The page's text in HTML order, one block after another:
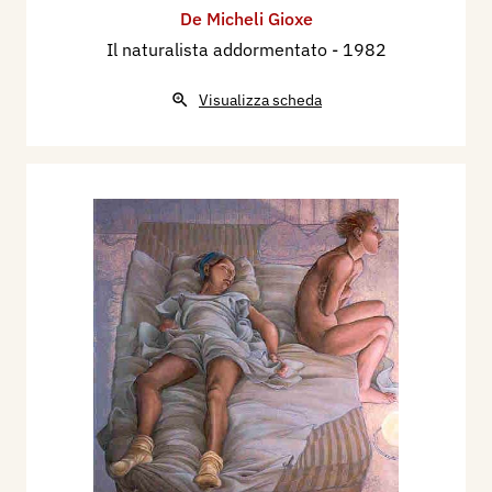
gesti ma sempre aderente a un’immagine
simbolica generale…[…]
, 1975
Ravenna, avrei dovuto scrivere una vera e
propria introduzione. Tale, era la prima idea: il
padre critico sul figlio artista. E, a prima vista,
l’idea funzionava. Ma davanti al foglio bianco,
l’idea mi si è inceppata. Cioè, non mi riusciva di
trovare il “tono” giusto: il desiderio di essere
obbiettivo si risolveva in una forzatura. Allora ho
deciso di scriverti questa lettera “aperta”, senza
preoccupazioni di sorta. É naturale che su di te
De Micheli Gioxe
Il naturalista addormentato - 1982
Visualizza scheda